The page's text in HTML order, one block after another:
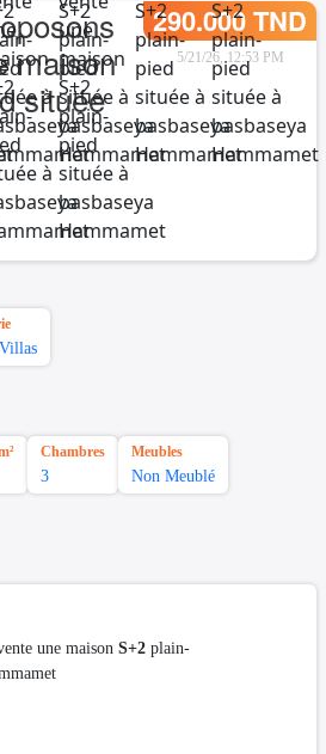
maison
située
290.000 TND
5/21/26, 12:53 PM
Chambres
3
Meubles
Non Meublé
une maison S+2 plain-